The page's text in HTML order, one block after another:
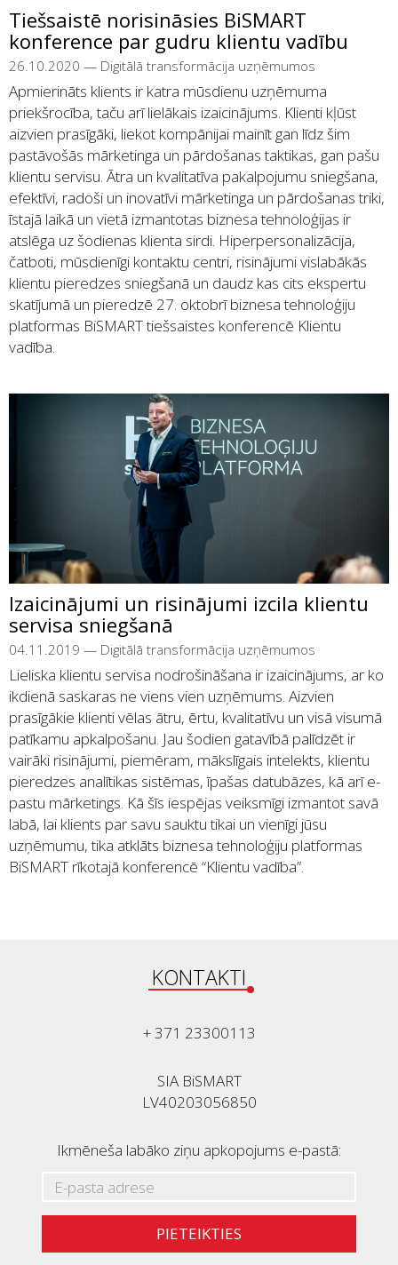
Tiešsaistē norisināsies BiSMART
konference par gudru klientu vadību
26.10.2020 — Digitālā transformācija uzņēmumos
Apmierināts klients ir katra mūsdienu uzņēmuma
priekšrocība, taču arī lielākais izaicinājums. Klienti kļūst
aizvien prasīgāki, liekot kompānijai mainīt gan līdz šim
pastāvošās mārketinga un pārdošanas taktikas, gan pašu
klientu servisu. Ātra un kvalitatīva pakalpojumu sniegšana,
efektīvi, radoši un inovatīvi mārketinga un pārdošanas triki,
īstajā laikā un vietā izmantotas biznesa tehnoloģijas ir
atslēga uz šodienas klienta sirdi. Hiperpersonalizācija,
čatboti, mūsdienīgi kontaktu centri, risinājumi vislabākās
klientu pieredzes sniegšanā un daudz kas cits ekspertu
skatījumā un pieredzē 27. oktobrī biznesa tehnoloģiju
platformas BiSMART tiešsaistes konferencē Klientu
vadība.
Izaicinājumi un risinājumi izcila klientu
servisa sniegšanā
04.11.2019 — Digitālā transformācija uzņēmumos
Lieliska klientu servisa nodrošināšana ir izaicinājums, ar ko
ikdienā saskaras ne viens vien uzņēmums. Aizvien
prasīgākie klienti vēlas ātru, ērtu, kvalitatīvu un visā visumā
patīkamu apkalpošanu. Jau šodien gatavībā palīdzēt ir
vairāki risinājumi, piemēram, mākslīgais intelekts, klientu
pieredzes analītikas sistēmas, īpašas datubāzes, kā arī e-
pastu mārketings. Kā šīs iespējas veiksmīgi izmantot savā
labā, lai klients par savu sauktu tikai un vienīgi jūsu
uzņēmumu, tika atklāts biznesa tehnoloģiju platformas
BiSMART rīkotajā konferencē “Klientu vadība”.
KONTAKTI
+ 371 23300113
SIA BiSMART
LV40203056850
Ikmēneša labāko ziņu apkopojums e-pastā:
PIETEIKTIES